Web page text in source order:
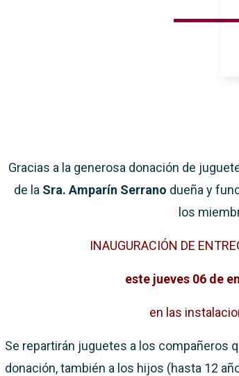
Gracias a la generosa donación de
de la Sra. Amparín Serrano dueña y
los
INAUGURACIÓN DE
este jueves 06 de
en las
Se repartirán juguetes a los compañeros
donación, también a los hijos (hasta 12